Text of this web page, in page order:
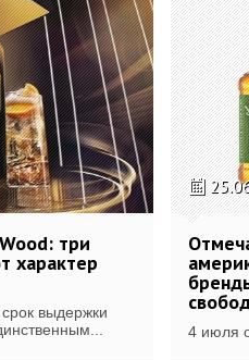
три
характер
выдержки
4 июля